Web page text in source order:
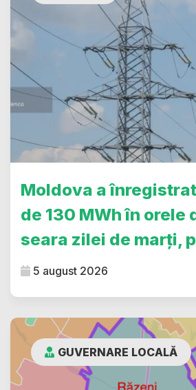
Moldova a
de 130 MWh în orele
seara zilei de marți,
5 august 2026
GUVERNARE LOCALĂ